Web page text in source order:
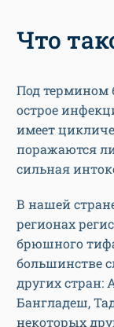
Что
Под термином
острое
имеет
поражаются
сильная
В нашей
регионах
брюшного
большинстве
других стран:
Бангладеш,
некоторых